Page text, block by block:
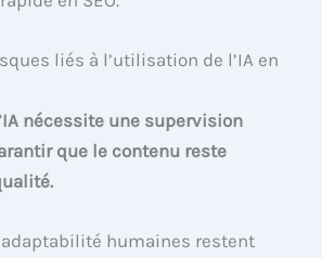
liés à l’utilisation de l’IA en
nécessite une supervision
que le contenu reste
humaines restent